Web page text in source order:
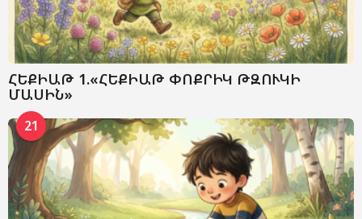
ՀԵՔԻԱԹ 1.«ՀԵՔԻԱԹ ՓՈՔՐԻԿ ԹԶՈՒԿԻ
ՄԱՍԻՆ»
21